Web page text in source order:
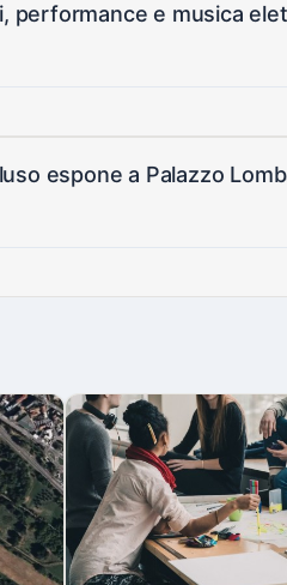
performance e musica
espone a Palazzo